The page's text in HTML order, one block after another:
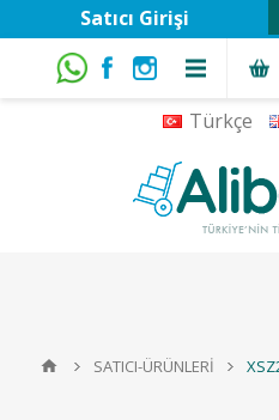
Türkçe
Satıcı Girişi
SATICI-ÜRÜNLERİ